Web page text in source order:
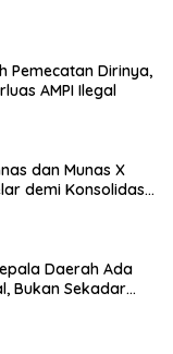
Pemecatan Dirinya,
AMPI Ilegal
dan Munas X
demi Konsolidasi
Daerah Ada
Bukan Sekadar